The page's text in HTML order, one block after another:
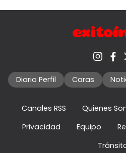
Diario Perfil Caras
Canales RSS Quienes
Privacidad
Equipo